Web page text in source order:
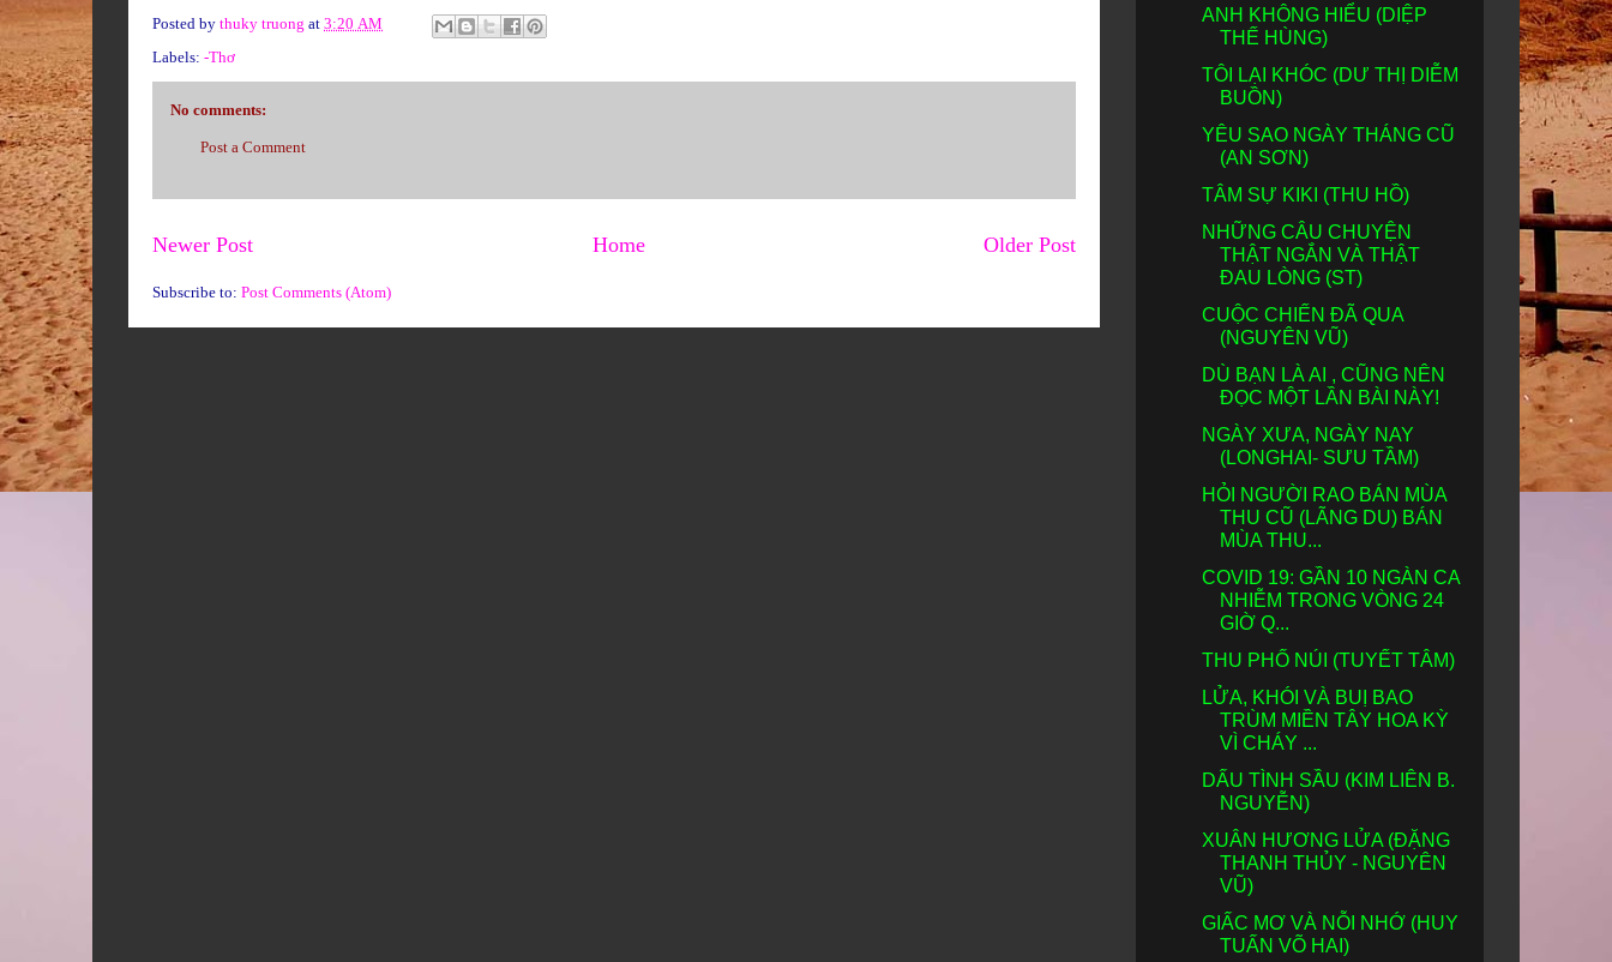
Posted by thuky truong at 3:20 AM
Labels: -Thơ
No comments:
Post a Comment
Newer Post Older Post
Home
Subscribe to: Post Comments (Atom)
ANH KHÔNG HIỂU (DIỆP
THẾ HÙNG)
TÔI LẠI KHÓC (DƯ THỊ DIỄM
BUỒN)
YÊU SAO NGÀY THÁNG CŨ
(AN SƠN)
TÂM SỰ KIKI (THU HỒ)
NHỮNG CÂU CHUYỆN
THẬT NGẮN VÀ THẬT
ĐAU LÒNG (ST)
CUỘC CHIẾN ĐÃ QUA
(NGUYÊN VŨ)
DÙ BẠN LÀ AI , CŨNG NÊN
ĐỌC MỘT LẦN BÀI NÀY!
NGÀY XƯA, NGÀY NAY
(LONGHAI- SƯU TẦM)
HỎI NGƯỜI RAO BÁN MÙA
THU CŨ (LÃNG DU) BÁN
MÙA THU...
COVID 19: GẦN 10 NGÀN CA
NHIỄM TRONG VÒNG 24
GIỜ Q...
THU PHỐ NÚI (TUYẾT TÂM)
LỬA, KHÓI VÀ BUỊ BAO
TRÙM MIỀN TÂY HOA KỲ
VÌ CHÁY ...
DẤU TÌNH SẦU (KIM LIÊN B.
NGUYỄN)
XUÂN HƯƠNG LỬA (ĐẶNG
THANH THỦY - NGUYÊN
VŨ)
GIẤC MƠ VÀ NỖI NHỚ (HUY
TUẤN VÕ HAI)